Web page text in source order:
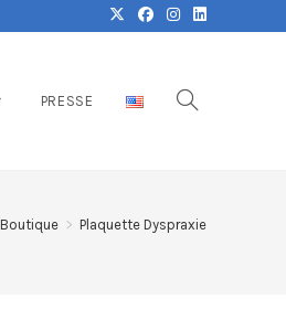
PRESSE
Boutique > Plaquette Dyspraxie